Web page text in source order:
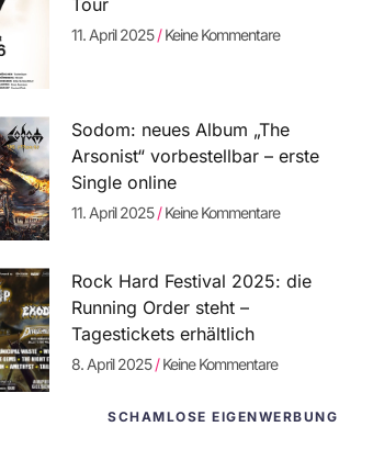
Tour
11. April 2025 Keine Kommentare
Sodom: neues Album „The
Arsonist“ vorbestellbar – erste
Single online
11. April 2025 Keine Kommentare
Rock Hard Festival 2025: die
Running Order steht –
Tagestickets erhältlich
8. April 2025 Keine Kommentare
SCHAMLOSE EIGENWERBUNG